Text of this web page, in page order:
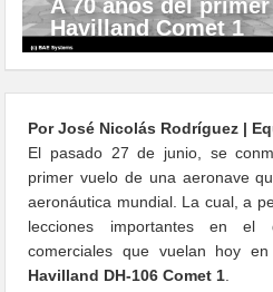
A 70 años del
Havilland Comet 1
Por José Nicolás Rodríguez |
El pasado 27 de junio, se
primer vuelo de una aeronave
aeronáutica mundial. La cual, a
lecciones importantes en el
comerciales que vuelan hoy
Havilland DH-106 Comet 1